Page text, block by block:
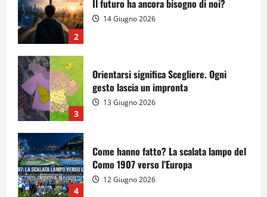
3
gesto lascia un impronta
13 Giugno 2026
4
Come hanno fatto? La scalata lampo del
Como 1907 verso l’Europa
12 Giugno 2026
5
Obiettivi